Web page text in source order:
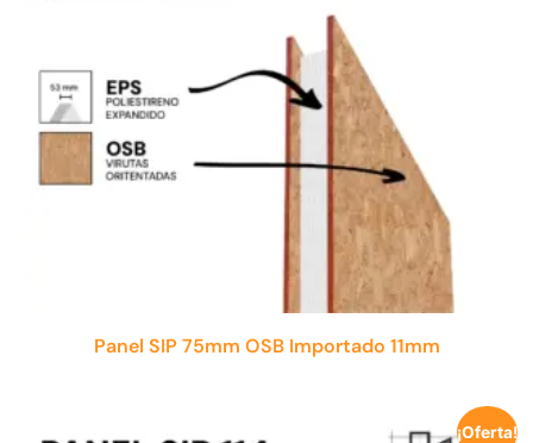
Panel SIP 75mm OSB Importado 11mm
¡Oferta!